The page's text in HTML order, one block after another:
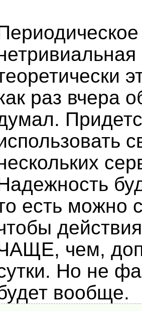
раз вчера
есть можно
чем,
Но не
вообще.